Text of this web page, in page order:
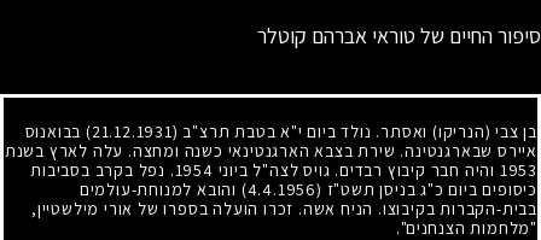
סיפור החיים של טוראי אברהם קוטלר
בן צבי (הנריקו) ואסתר. נולד ביום י"א בטבת תרצ"ב (21.12.1931)
בבואנוס
איירס שבארגנטינה. שירת בצבא הארגנטינאי כשנה ומחצה. עלה לארץ בשנת
1953 והיה חבר קיבוץ רבדים. גויס לצה"ל ביוני 1954. נפל בקרב בסביבות
כיסופים ביום כ"ג בניסן תשט"ז (4.4.1956)
והובא למנוחת-עולמים
בבית-הקברות בקיבוצו. הניח אשה. זכרו הועלה בספרו של אורי מילשטיין,
"מלחמות הצנחנים".